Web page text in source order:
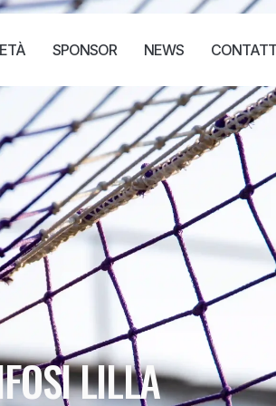
SPONSOR NEWS
LILLA